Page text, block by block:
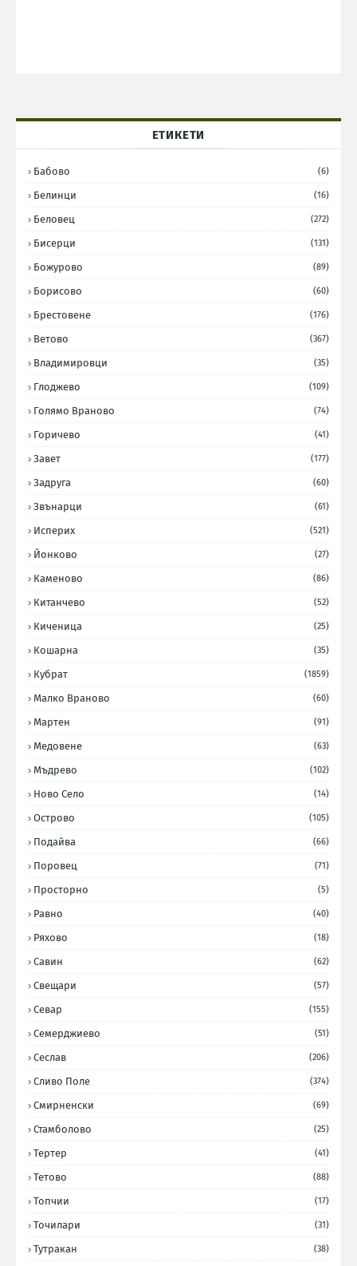
ЕТИКЕТИ
Бабово (6)
Белинци (16)
Беловец (272)
Бисерци (131)
Божурово (89)
Борисово (60)
Брестовене (176)
Ветово (367)
Владимировци (35)
Глоджево (109)
Голямо Враново (74)
Горичево (41)
Завет (177)
Задруга (60)
Звънарци (61)
Исперих (521)
Йонково (27)
Каменово (86)
Китанчево (52)
Киченица (25)
Кошарна (35)
Кубрат (1859)
Малко Враново (60)
Мартен (91)
Медовене (63)
Мъдрево (102)
Ново Село (14)
Острово (105)
Подайва (66)
Поровец (71)
Просторно (5)
Равно (40)
Ряхово (18)
Савин (62)
Свещари (57)
Севар (155)
Семерджиево (51)
Сеслав (206)
Сливо Поле (374)
Смирненски (69)
Стамболово (25)
Тертер (41)
Тетово (88)
Топчии (17)
Точилари (31)
Тутракан (38)